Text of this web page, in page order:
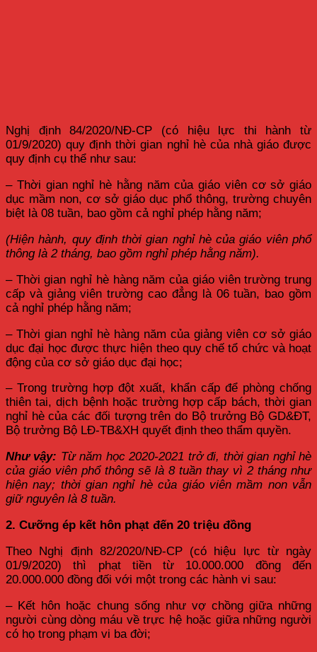
Nghị định 84/2020/NĐ-CP (có hiệu lực thi hành từ
01/9/2020) quy định thời gian nghỉ hè của nhà giáo được
quy định cụ thể như sau:
– Thời gian nghỉ hè hằng năm của giáo viên cơ sở giáo
dục mầm non, cơ sở giáo dục phổ thông, trường chuyên
biệt là 08 tuần, bao gồm cả nghỉ phép hằng năm;
(Hiện hành, quy định thời gian nghỉ hè của giáo viên phổ
thông là 2 tháng, bao gồm nghỉ phép hằng năm).
– Thời gian nghỉ hè hàng năm của giáo viên trường trung
cấp và giảng viên trường cao đẳng là 06 tuần, bao gồm
cả nghỉ phép hằng năm;
– Thời gian nghỉ hè hàng năm của giảng viên cơ sở giáo
dục đại học được thực hiện theo quy chế tổ chức và hoạt
động của cơ sở giáo dục đại học;
– Trong trường hợp đột xuất, khẩn cấp để phòng chống
thiên tai, dịch bệnh hoặc trường hợp cấp bách, thời gian
nghỉ hè của các đối tượng trên do Bộ trưởng Bộ GD&ĐT,
Bộ trưởng Bộ LĐ-TB&XH quyết định theo thẩm quyền.
Như vậy: Từ năm học 2020-2021 trở đi, thời gian nghỉ hè
của giáo viên phổ thông sẽ là 8 tuần thay vì 2 tháng như
hiện nay; thời gian nghỉ hè của giáo viên mầm non vẫn
giữ nguyên là 8 tuần.
2. Cưỡng ép kết hôn phạt đến 20 triệu đồng
Theo Nghị định 82/2020/NĐ-CP (có hiệu lực từ ngày
01/9/2020) thì phạt tiền từ 10.000.000 đồng đến
20.000.000 đồng đối với một trong các hành vi sau:
– Kết hôn hoặc chung sống như vợ chồng giữa những
người cùng dòng máu về trực hệ hoặc giữa những người
có họ trong phạm vi ba đời;